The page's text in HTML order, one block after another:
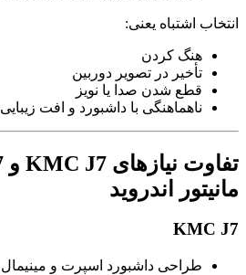
انتخاب اشتباه یعنی:
هنگ کردن
تأخیر در تصویر دوربین
قطع شدن صدا یا نویز
ناهماهنگی با داشبورد و افت زیبایی
مانیتور اندروید
KMC J7
طراحی داشبورد اسپرت و مینیمال